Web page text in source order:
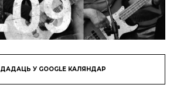
ДАДАЦЬ У GOOGLE КАЛЯНДАР